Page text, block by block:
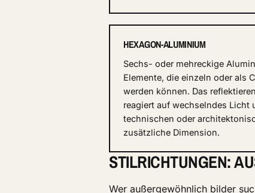
HEXAGON-ALUMINIUM
Sechs- oder mehreckige
Elemente, die einzeln oder als
werden können. Das
reagiert auf wechselndes Licht
technischen oder
zusätzliche Dimension.
STILRICHTUNGEN:
Wer außergewöhnlich bilder